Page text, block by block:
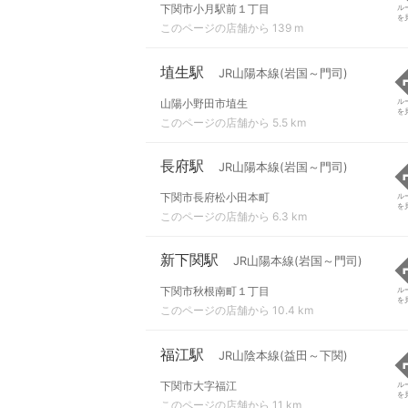
下関市小月駅前１丁目
このページの店舗から 139 m
ル
を
埴生駅 JR山陽本線(岩国～門司)
山陽小野田市埴生
このページの店舗から 5.5 km
ル
を
長府駅 JR山陽本線(岩国～門司)
下関市長府松小田本町
このページの店舗から 6.3 km
ル
を
新下関駅 JR山陽本線(岩国～門司)
下関市秋根南町１丁目
このページの店舗から 10.4 km
ル
を
福江駅 JR山陰本線(益田～下関)
下関市大字福江
このページの店舗から 11 km
ル
を